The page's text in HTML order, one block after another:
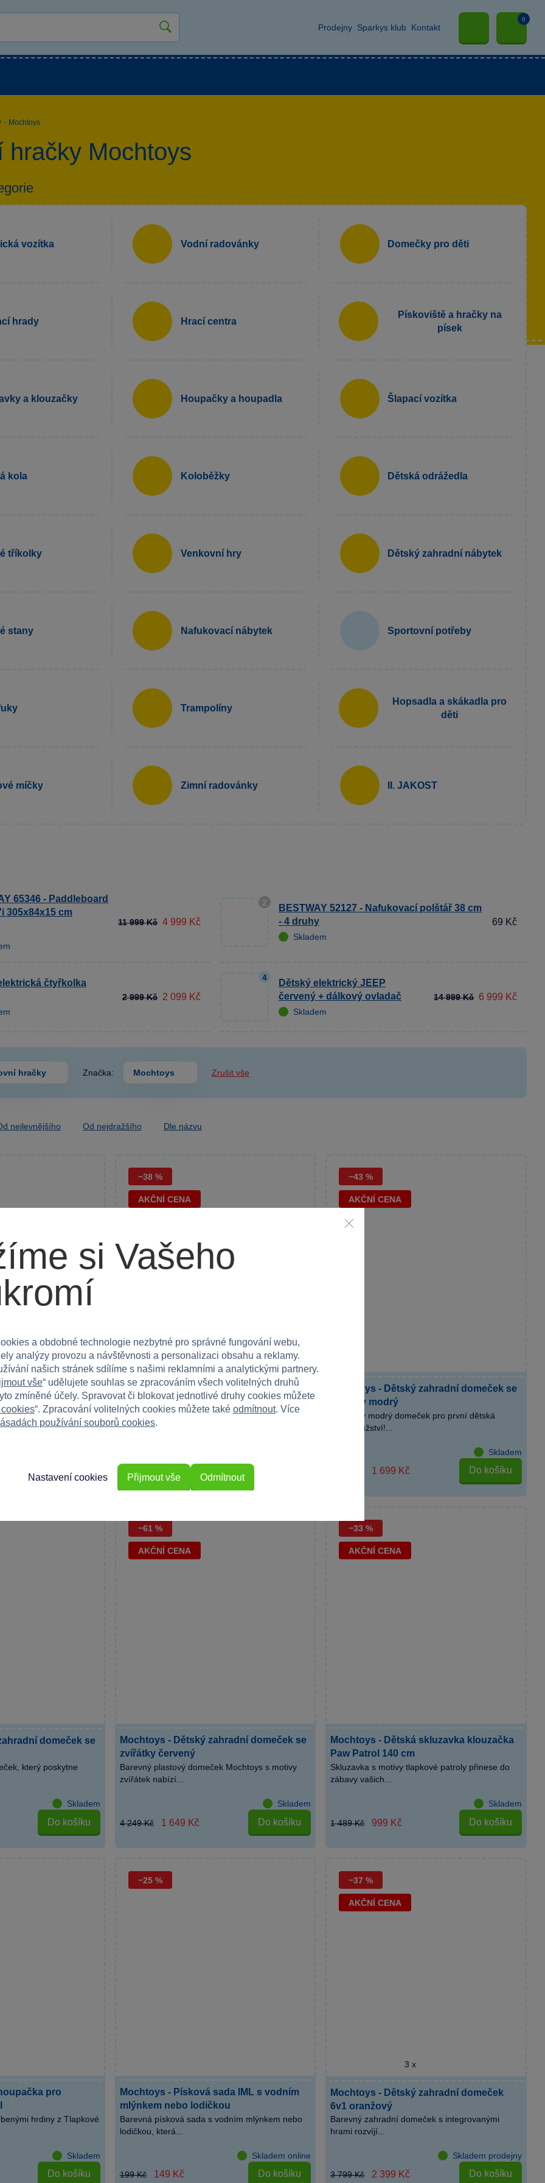
Prodejny Sparkys klub Kontakt
0
· Mochtoys
hračky Mochtoys
vozítka Vodní radovánky Domečky pro děti
hrady Hrací centra
Pískoviště a hračky na
písek
a klouzačky Houpačky a houpadla Šlapací vozítka
kola Koloběžky Dětská odrážedla
tříkolky Venkovní hry Dětský zahradní nábytek
stany Nafukovací nábytek Sportovní potřeby
Trampolíny
Hopsadla a skákadla pro
děti
míčky Zimní radovánky II. JAKOST
65346 - Paddleboard
305x84x15 cm
11 999 Kč 4 999 Kč
2
BESTWAY 52127 - Nafukovací polštář 38 cm
- 4 druhy
Skladem
69 Kč
čtyřkolka
2 999 Kč 2 099 Kč
4
Dětský elektrický JEEP
červený + dálkový ovladač
Skladem
14 999 Kč 6 999 Kč
hračky Značka: Mochtoys Zrušit vše
nejlevnějšího Od nejdražšího Dle názvu
domeček
s unikátními panely
−38 %
AKČNÍ CENA
1 x
Mochtoys - Dětský zahradní domeček
Paw Patrol
Domeček Paw Patrol je ideálním místem pro
zábavu malých dětí...
3 199 Kč
1 999 Kč
−43 %
AKČNÍ CENA
Mochtoys - Dětský zahradní domeček se
zvířátky modrý
Kouzelný modrý domeček pro první dětská
dobrodružství!...
Skladem
2 999 Kč
1 699 Kč Do košíku
domeček se
který poskytne
Skladem
Do košíku
−61 %
AKČNÍ CENA
Mochtoys - Dětský zahradní domeček se
zvířátky červený
Barevný plastový domeček Mochtoys s motivy
zvířátek nabízí...
Skladem
4 249 Kč
1 649 Kč Do košíku
−33 %
AKČNÍ CENA
Mochtoys - Dětská skluzavka klouzačka
Paw Patrol 140 cm
Skluzavka s motivy tlapkové patroly přinese do
zábavy vašich...
Skladem
1 489 Kč
999 Kč Do košíku
pro
hrdiny z Tlapkové
Skladem
Do košíku
−25 %
Mochtoys - Písková sada IML s vodním
mlýnkem nebo lodičkou
Barevná písková sada s vodním mlýnkem nebo
lodičkou, která...
Skladem online
199 Kč
149 Kč Do košíku
−37 %
AKČNÍ CENA
3 x
Mochtoys - Dětský zahradní domeček
6v1 oranžový
Barevný zahradní domeček s integrovanými
hrami rozvíjí...
Skladem prodejny
3 799 Kč
2 399 Kč Do košíku
si Vašeho
a obdobné technologie nezbytné pro správné fungování webu,
analýzy provozu a návštěvnosti a personalizaci obsahu a reklamy.
našich stránek sdílíme s našimi reklamními a analytickými partnery.
vše“ udělujete souhlas se zpracováním všech volitelných druhů
zmíněné účely. Spravovat či blokovat jednotlivé druhy cookies můžete
“. Zpracování volitelných cookies můžete také odmítnout. Více
používání souborů cookies.
Odmítnout
Nastavení cookies Přijmout vše